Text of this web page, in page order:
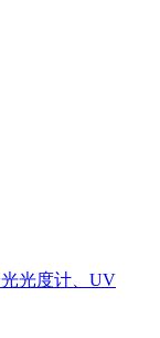
光度计、UV